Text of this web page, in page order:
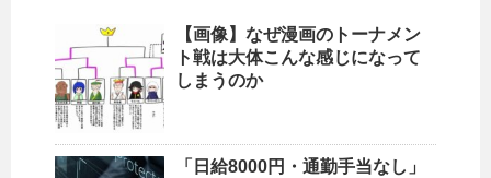
【画像】なぜ漫画のトーナメン
ト戦は大体こんな感じになって
しまうのか
「日給8000円・通勤手当なし」